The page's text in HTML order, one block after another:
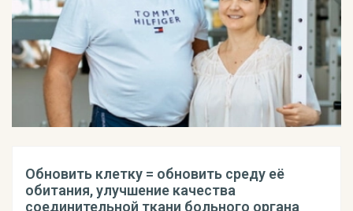
Обновить клетку = обновить среду её
обитания, улучшение качества
соединительной ткани больного органа